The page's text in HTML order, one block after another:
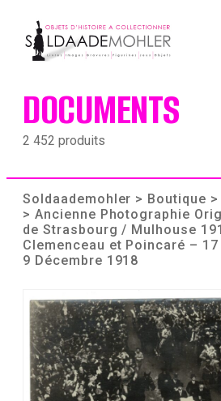
content
DOCUMENTS
2 452 produits
Soldaademohler > Boutique >
> Ancienne Photographie
de Strasbourg / Mulhouse
Clemenceau et Poincaré –
9 Décembre 1918